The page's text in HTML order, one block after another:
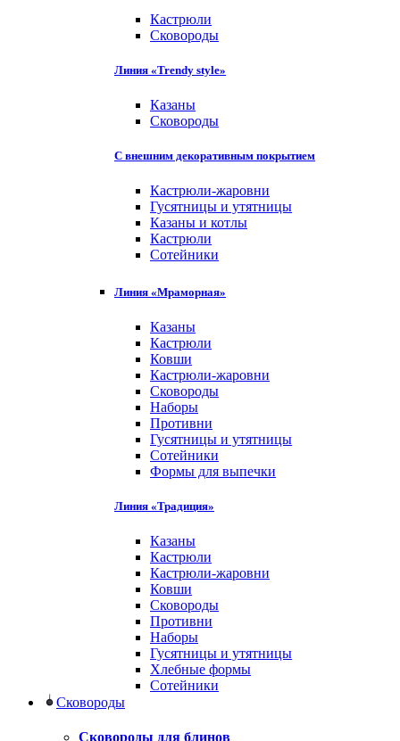
Кастрюли
Сковороды
Линия «Trendy style»
Казаны
Сковороды
С внешним декоративным покрытием
Кастрюли-жаровни
Гусятницы и утятницы
Казаны и котлы
Кастрюли
Сотейники
Линия «Мраморная»
Казаны
Кастрюли
Ковши
Кастрюли-жаровни
Сковороды
Наборы
Противни
Гусятницы и утятницы
Сотейники
Формы для выпечки
Линия «Традиция»
Казаны
Кастрюли
Кастрюли-жаровни
Ковши
Сковороды
Противни
Наборы
Гусятницы и утятницы
Хлебные формы
Сотейники
Сковороды
Сковороды для блинов